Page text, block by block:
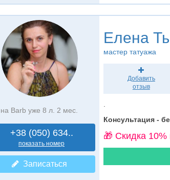
на Barb уже 8 л. 2 мес.
+38 (050) 634..
показать номер
Записаться
Елена
мастер татуажа
Добавить
отзыв
Консультация -
🎁 Cкидка